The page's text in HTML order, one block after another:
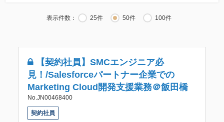
表示件数： 25件 50件 100件
【契約社員】SMCエンジニア必
見！/Salesforceパートナー企業での
Marketing Cloud開発支援業務＠飯田橋
No.JN00468400
契約社員